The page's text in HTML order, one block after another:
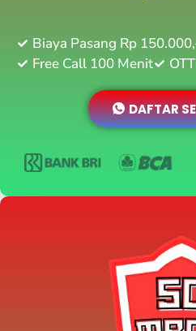
Biaya Pasang Rp
Free Call 100 Menit
DAFTAR